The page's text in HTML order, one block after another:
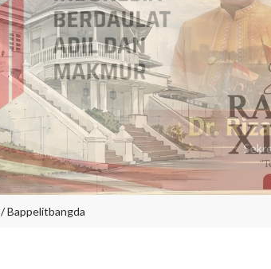
/Bappelitbangda